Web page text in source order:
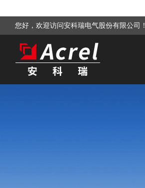
您好，欢迎访问安科瑞电气股份有限公司！